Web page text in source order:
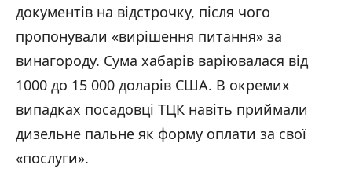
документів на відстрочку, після чого
пропонували «вирішення питання» за
винагороду. Сума хабарів варіювалася від
1000 до 15 000 доларів США. В окремих
випадках посадовці ТЦК навіть приймали
дизельне пальне як форму оплати за свої
«послуги».